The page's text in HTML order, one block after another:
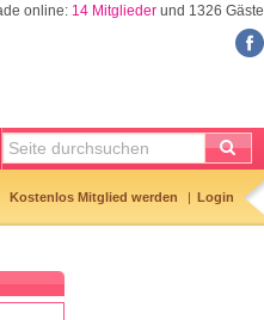
online: 14 Mitglieder und 1326 Gäste
Kostenlos Mitglied werden Login